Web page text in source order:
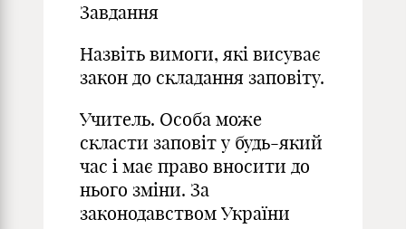
Завдання
Назвіть вимоги, які висуває
закон до складання заповіту.
Учитель. Особа може
скласти заповіт у будь-який
час і має право вносити до
нього зміни. За
законодавством України